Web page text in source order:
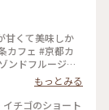
甘くて美味しか
カフェ #京都カ
ンドフルージュ
き#お茶にしよう
もっとみる